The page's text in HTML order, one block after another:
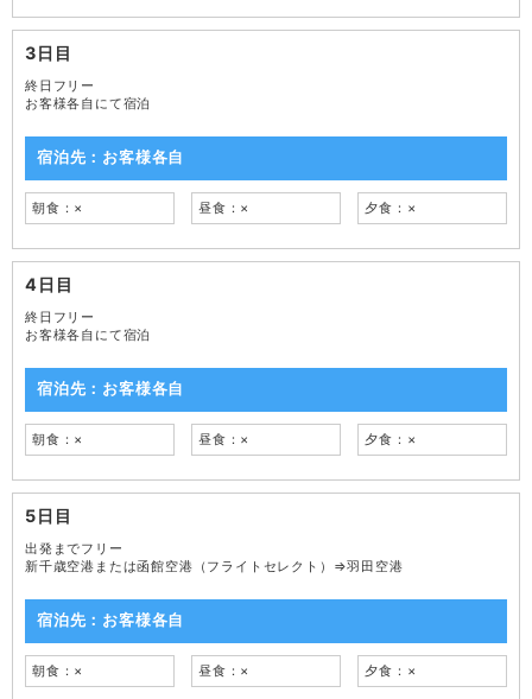
3日目
終日フリー
お客様各自にて宿泊
宿泊先：お客様各自
朝食：× 昼食：× 夕食：×
4日目
終日フリー
お客様各自にて宿泊
宿泊先：お客様各自
朝食：× 昼食：× 夕食：×
5日目
出発までフリー
新千歳空港または函館空港（フライトセレクト）⇒羽田空港
宿泊先：お客様各自
朝食：× 昼食：× 夕食：×